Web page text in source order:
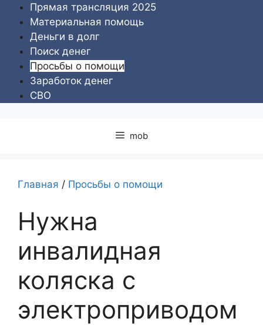
Перейти
содержимому
Прямая трансляция 2025
Материальная помощь
Деньги в долг
Поиск денег
Просьбы о помощи
Заработок денег
СВО
mob
Главная / Просьбы о помощи
Нужна
инвалидная
коляска с
электроприводом